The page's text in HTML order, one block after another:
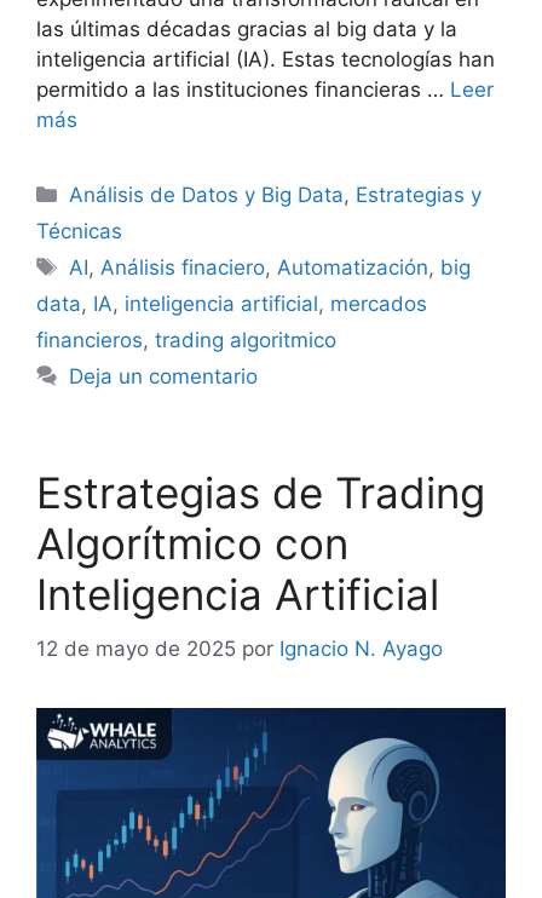
las últimas décadas gracias al big data y la
inteligencia artificial (IA). Estas tecnologías han
permitido a las instituciones financieras … Leer
más
Categorías
Análisis de Datos y Big Data, Estrategias y
Técnicas
Etiquetas
AI,Análisis finaciero,Automatización, big
data, IA, inteligencia artificial, mercados
financieros, trading algoritmico
Deja un comentario
Estrategias de Trading
Algorítmico con
Inteligencia Artificial
12 de mayo de 2025 por Ignacio N. Ayago